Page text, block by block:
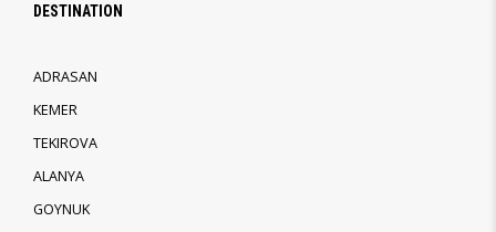
DESTINATION
ADRASAN
KEMER
TEKIROVA
ALANYA
GOYNUK